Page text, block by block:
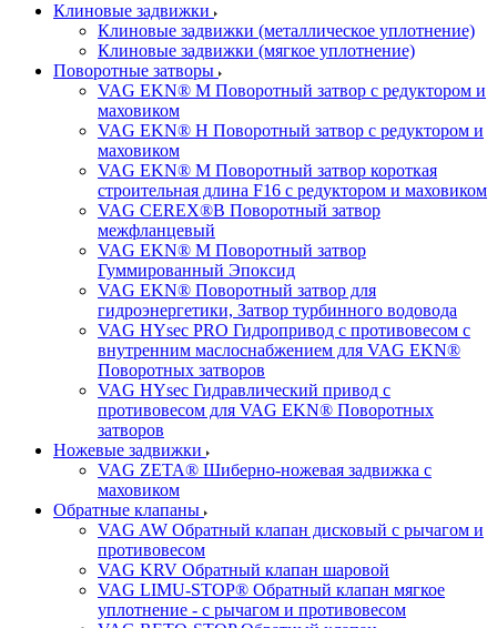
Клиновые задвижки
Клиновые задвижки (металлическое уплотнение)
Клиновые задвижки (мягкое уплотнение)
Поворотные затворы
VAG EKN® M Поворотный затвор с редуктором и
маховиком
VAG EKN® H Поворотный затвор с редуктором и
маховиком
VAG EKN® M Поворотный затвор короткая
строительная длина F16 с редуктором и маховиком
VAG CEREX®B Поворотный затвор
межфланцевый
VAG EKN® M Поворотный затвор
Гуммированный Эпоксид
VAG EKN® Поворотный затвор для
гидроэнергетики, Затвор турбинного водовода
VAG HYsec PRO Гидропривод с противовесом с
внутренним маслоснабжением для VAG EKN®
Поворотных затворов
VAG HYsec Гидравлический привод с
противовесом для VAG EKN® Поворотных
затворов
Ножевые задвижки
VAG ZETA® Шиберно-ножевая задвижка с
маховиком
Обратные клапаны
VAG AW Обратный клапан дисковый с рычагом и
противовесом
VAG KRV Обратный клапан шаровой
VAG LIMU-STOP® Обратный клапан мягкое
уплотнение - с рычагом и противовесом